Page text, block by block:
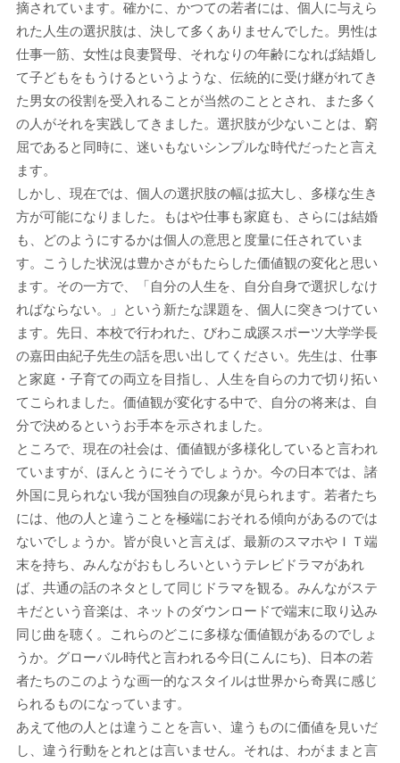
摘されています。確かに、かつての若者には、個人に与えら
れた人生の選択肢は、決して多くありませんでした。男性は
仕事一筋、女性は良妻賢母、それなりの年齢になれば結婚し
て子どもをもうけるというような、伝統的に受け継がれてき
た男女の役割を受入れることが当然のこととされ、また多く
の人がそれを実践してきました。選択肢が少ないことは、窮
屈であると同時に、迷いもないシンプルな時代だったと言え
ます。
しかし、現在では、個人の選択肢の幅は拡大し、多様な生き
方が可能になりました。もはや仕事も家庭も、さらには結婚
も、どのようにするかは個人の意思と度量に任されていま
す。こうした状況は豊かさがもたらした価値観の変化と思い
ます。その一方で、「自分の人生を、自分自身で選択しなけ
ればならない。」という新たな課題を、個人に突きつけてい
ます。先日、本校で行われた、びわこ成蹊スポーツ大学学長
の嘉田由紀子先生の話を思い出してください。先生は、仕事
と家庭・子育ての両立を目指し、人生を自らの力で切り拓い
てこられました。価値観が変化する中で、自分の将来は、自
分で決めるというお手本を示されました。
ところで、現在の社会は、価値観が多様化していると言われ
ていますが、ほんとうにそうでしょうか。今の日本では、諸
外国に見られない我が国独自の現象が見られます。若者たち
には、他の人と違うことを極端におそれる傾向があるのでは
ないでしょうか。皆が良いと言えば、最新のスマホやＩＴ端
末を持ち、みんながおもしろいというテレビドラマがあれ
ば、共通の話のネタとして同じドラマを観る。みんながステ
キだという音楽は、ネットのダウンロードで端末に取り込み
同じ曲を聴く。これらのどこに多様な価値観があるのでしょ
うか。グローバル時代と言われる今日(こんにち)、日本の若
者たちのこのような画一的なスタイルは世界から奇異に感じ
られるものになっています。
あえて他の人とは違うことを言い、違うものに価値を見いだ
し、違う行動をとれとは言いません。それは、わがままと言